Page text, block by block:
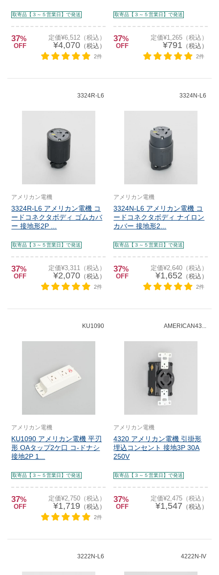
取寄品【３～５営業日】で発送
37%
OFF
定価¥6,512（税込）
¥4,070（税込）
2件
取寄品【３～５営業日】で発送
37%
OFF
定価¥1,265（税込）
¥791 （税込）
2件
3324R-L6
アメリカン電機
3324R-L6 アメリカン電機 コ
ードコネクタボディ ゴムカバ
ー 接地形2P ...
取寄品【３～５営業日】で発送
37%
OFF
定価¥3,311（税込）
¥2,070（税込）
2件
3324N-L6
アメリカン電機
3324N-L6 アメリカン電機 コ
ードコネクタボディ ナイロン
カバー 接地形2...
取寄品【３～５営業日】で発送
37%
OFF
定価¥2,640（税込）
¥1,652 （税込）
2件
KU1090
アメリカン電機
KU1090 アメリカン電機 平刃
形 OAタップ2ケ口 コ-ドナシ
接地2P 1...
取寄品【３～５営業日】で発送
37%
OFF
定価¥2,750（税込）
¥1,719 （税込）
2件
AMERICAN43...
アメリカン電機
4320 アメリカン電機 引掛形
埋込コンセント 接地3P 30A
250V
取寄品【３～５営業日】で発送
37%
OFF
定価¥2,475（税込）
¥1,547 （税込）
3222N-L6 4222N-IV